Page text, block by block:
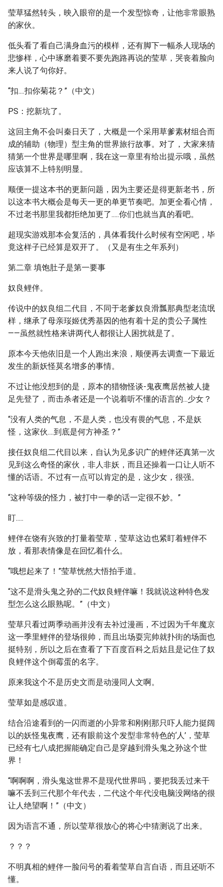
莹草猛然转头，映入眼帘的是一个发型惊奇，让他非常眼熟
的家伙。
低头看了看自己满身血污的模样，还有脚下一幅杀人现场的
悲惨样，心中琢磨着要不要先跑路再说的莹草，哭丧着脸向
来人说了句你好。
“扣....扣你菊花？”（中文）
PS：挖新坑了。
这回主角不会叫秦日天了，大概是一个采用草爹素材组合而
成的辅助（物理）型主角的世界旅行故事。对了，大家来猜
猜第一个世界是哪里啊，我在这一章里有给出提示哦，虽然
应该算不上特别明显。
顺便一提这本书的更新问题，因为主要还是得更新老书，所
以这本书大概会是每天一更的单更节奏吧。加更全看心情，
不过老书那里我都拒绝加更了.....你们也就当真的看吧。
超现实游戏那本会复活的，具体看我什么时候有空闲吧，毕
竟这样子已经算是双开了。（又是有生之年系列）
第二章 填饱肚子是第一要事
奴良鲤伴。
传说中的奴良组二代目，不同于老爹奴良滑瓢那典型老流氓
样，继承了母亲珱姬优秀基因的他有着十足的贵公子属性
——虽然就性格来讲两代人都很让人困扰就是了。
原本今天他依旧是一个人跑出来浪，顺便再去调查一下最近
发生的新妖怪莫名增多的事情。
不过让他没想到的是，原本的猎物怪谈-鬼夜鹰居然被人捷
足先登了，而击杀者还是一个说着听不懂的语言的...少女？
“没有人类的气息，不是人类，也没有畏的气息，不是妖
怪，这家伙....到底是何方神圣？”
接任奴良组二代目以来，自认为见多识广的鲤伴还真第一次
见到这么奇怪的家伙，非人非妖，而且还操着一口让人听不
懂的话语。不过有一点可以肯定的是，这少女，很强。
“这种等级的怪力，被打中一拳的话一定很不妙。”
盯.....
鲤伴在饶有兴致的打量着莹草，莹草这边也紧盯着鲤伴不
放，看那表情像是在回忆着什么。
“哦想起来了！”莹草恍然大悟拍手道。
“这不是滑头鬼之孙的二代奴良鲤伴嘛！我就说这种特色发
型怎么这么眼熟呢。”（中文）
莹草只看过两季动画并没有去补过漫画，不过因为千年魔京
这一季里鲤伴的登场很帅，而且出场耍完帅就扑街的场面也
挺特别，所以之后在查看了下百度百科之后姑且是记住了奴
良鲤伴这个倒霉蛋的名字。
原来我这个不是历史文而是动漫同人文啊。
莹草如是感叹道。
结合沿途看到的一闪而逝的小异常和刚刚那只吓人能力挺阔
以的妖怪鬼夜鹰，还有眼前这个发型非常特色的‘人’，莹草
已经有七八成把握能确定自己是穿越到滑头鬼之孙这个世
界！
“啊啊啊，滑头鬼这世界不是现代世界吗，要把我丢过来干
嘛不丢到三代那个年代去，二代这个年代没电脑没网络的很
让人绝望啊！”（中文）
因为语言不通，所以莹草很放心的将心中猜测说了出来。
？？？
不明真相的鲤伴一脸问号的看着莹草自言自语，而且还听不
懂。